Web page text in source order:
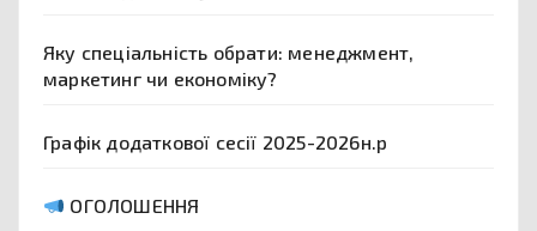
Яку спеціальність обрати: менеджмент,
маркетинг чи економіку?
Графік додаткової сесії 2025-2026н.р
ОГОЛОШЕННЯ